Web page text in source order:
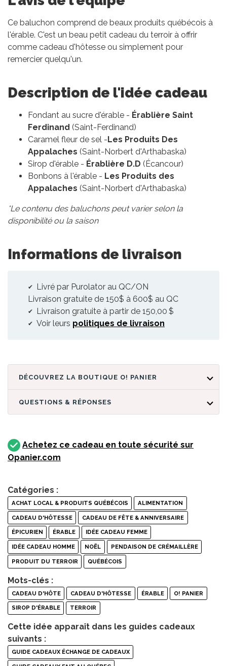
Ce baluchon comprend de beaux produits québécois à
l'érable. C'est un beau petit cadeau du terroir à offrir
comme cadeau d'hôtesse ou simplement pour
remercier quelqu'un.
Description de l'idée cadeau
Fondant au sucre d'érable - Érablière Saint
Ferdinand (Saint-Ferdinand)
Caramel fleur de sel -Les Produits Des
Appalaches (Saint-Norbert d'Arthabaska)
Sirop d'érable - Érablière D.D (Écancour)
Bonbons à l'érable - Les Produits des
Appalaches (Saint-Norbert d'Arthabaska)
*Le contenu des baluchons peut varier selon la
disponibilité ou la saison
Informations de livraison
Livré par Purolator au QC/ON
Livraison gratuite de 150$ à 600$ au QC
Livraison gratuite à partir de 150,00 $
Voir leurs politiques de livraison
DÉCOUVREZ LA BOUTIQUE O! PANIER
QUESTIONS & RÉPONSES
Achetez ce cadeau en toute sécurité sur
Opanier.com
Catégories :
ACHAT LOCAL & PRODUITS QUÉBÉCOIS ALIMENTATION
CADEAU D'HÔTESSE CADEAU DE FÊTE & ANNIVERSAIRE
ÉPICURIEN ÉRABLE IDÉE CADEAU FEMME
IDÉE CADEAU HOMME NOËL PENDAISON DE CRÉMAILLÈRE
PRODUIT DU TERROIR QUÉBÉCOIS
Mots-clés :
CADEAU D'HÔTE CADEAU D'HÔTESSE ÉRABLE O! PANIER
SIROP D'ÉRABLE TERROIR
Cette idée apparaît dans les guides cadeaux
suivants :
GUIDE CADEAUX ÉCHANGE DE CADEAUX